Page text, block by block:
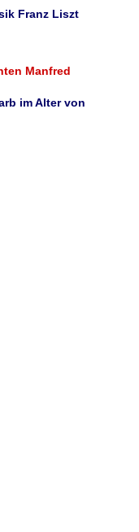
Franz Liszt
Manfred
im Alter von